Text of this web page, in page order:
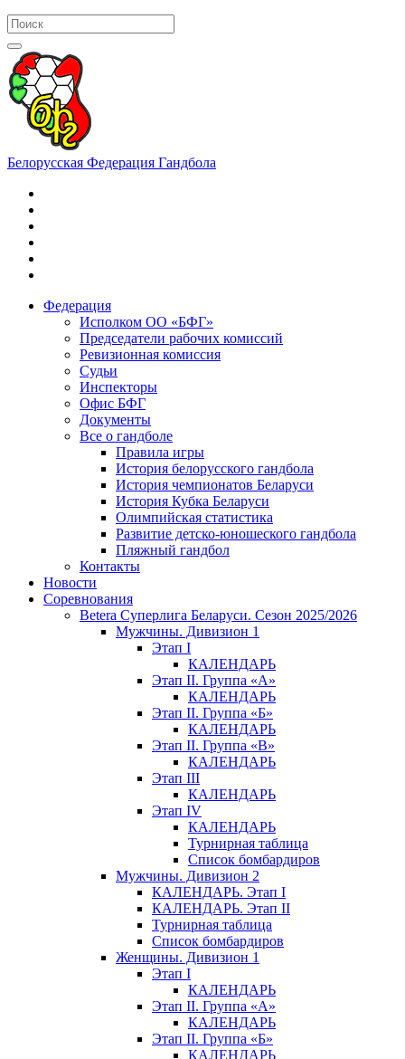
Белорусская Федерация Гандбола
Федерация
Исполком ОО «БФГ»
Председатели рабочих комиссий
Ревизионная комиссия
Судьи
Инспекторы
Офис БФГ
Документы
Все о гандболе
Правила игры
История белорусского гандбола
История чемпионатов Беларуси
История Кубка Беларуси
Олимпийская статистика
Развитие детско-юношеского гандбола
Пляжный гандбол
Контакты
Новости
Соревнования
Betera Суперлига Беларуси. Сезон 2025/2026
Мужчины. Дивизион 1
Этап I
КАЛЕНДАРЬ
Этап II. Группа «А»
КАЛЕНДАРЬ
Этап II. Группа «Б»
КАЛЕНДАРЬ
Этап II. Группа «В»
КАЛЕНДАРЬ
Этап III
КАЛЕНДАРЬ
Этап IV
КАЛЕНДАРЬ
Турнирная таблица
Список бомбардиров
Мужчины. Дивизион 2
КАЛЕНДАРЬ. Этап I
КАЛЕНДАРЬ. Этап II
Турнирная таблица
Список бомбардиров
Женщины. Дивизион 1
Этап I
КАЛЕНДАРЬ
Этап II. Группа «А»
КАЛЕНДАРЬ
Этап II. Группа «Б»
КАЛЕНДАРЬ